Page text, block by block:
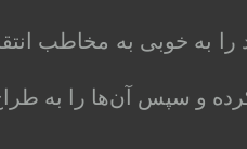
را به خوبی به مخاطب
و سپس آن‌ها را به طراح